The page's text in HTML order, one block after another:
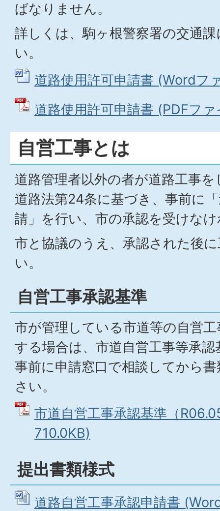
ばなりません。
詳しくは、駒ヶ根警察署の交通
い。
道路使用許可申請書 (Wordフ
道路使用許可申請書 (PDFフ
自営工事とは
道路管理者以外の者が道路工事
道路法第24条に基づき、事前に
請」を行い、市の承認を受けな
市と協議のうえ、承認された後
い。
自営工事承認基準
市が管理している市道等の自営
する場合は、市道自営工事等承
事前に申請窓口で相談してから
さい。
市道自営工事承認基準（
710.0KB)
提出書類様式
道路自営工事承認申請書